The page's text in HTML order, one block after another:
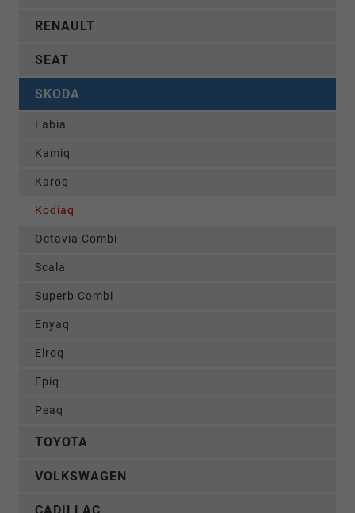
RENAULT
SEAT
SKODA
Fabia
Kamiq
Karoq
Kodiaq
Octavia Combi
Scala
Superb Combi
Enyaq
Elroq
Epiq
Peaq
TOYOTA
VOLKSWAGEN